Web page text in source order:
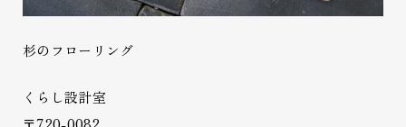
杉のフローリング
くらし設計室